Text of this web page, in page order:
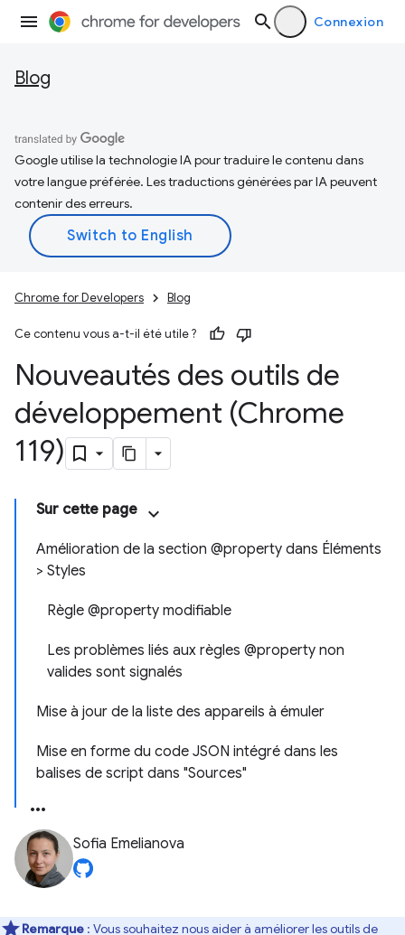
Connexion
Blog
Google utilise la technologie IA pour traduire le contenu dans
votre langue préférée. Les traductions générées par IA peuvent
contenir des erreurs.
Chrome for Developers Blog
Ce contenu vous a-t-il été utile ?
Nouveautés des outils de
développement (Chrome
119)
Sur cette page
Amélioration de la section @property dans Éléments
> Styles
Règle @property modifiable
Les problèmes liés aux règles @property non
valides sont signalés
Mise à jour de la liste des appareils à émuler
Mise en forme du code JSON intégré dans les
balises de script dans "Sources"
Sofia Emelianova
Remarque : Vous souhaitez nous aider à améliorer les outils de